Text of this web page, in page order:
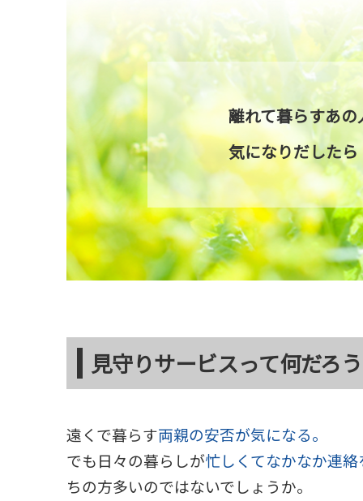
離れて暮らすあ
気になりだしたら
見守りサービスって何だろ
遠くで暮らす両親の安否が気になる。
でも日々の暮らしが忙しくてなかなか連
ちの方多いのではないでしょうか。